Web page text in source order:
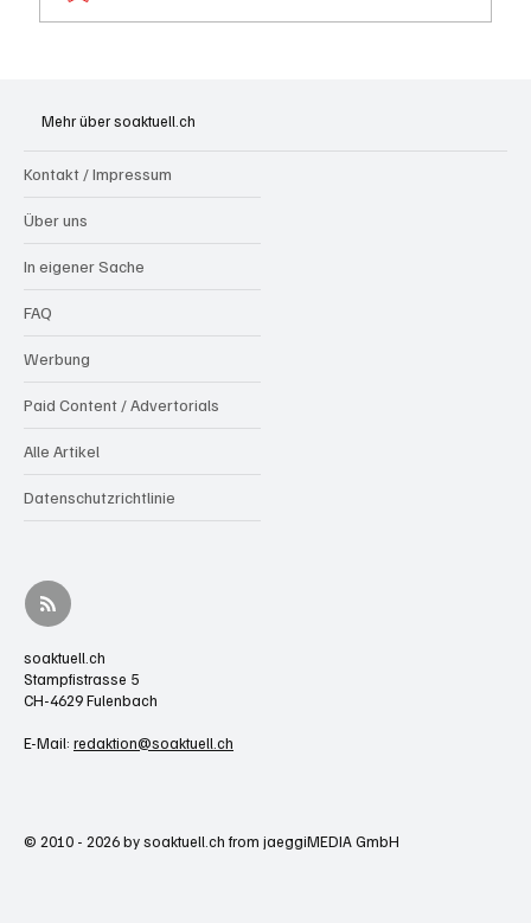
Mehr über soaktuell.ch
Kontakt / Impressum
Über uns
In eigener Sache
FAQ
Werbung
Paid Content / Advertorials
Alle Artikel
Datenschutzrichtlinie
soaktuell.ch
Stampfistrasse 5
CH-4629 Fulenbach
E-Mail: redaktion@soaktuell.ch
© 2010 - 2026 by soaktuell.ch from jaeggiMEDIA GmbH